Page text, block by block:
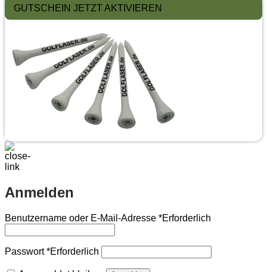
GUTSCHEIN JETZT AKTIVIEREN
Anmelden
Benutzername oder E-Mail-Adresse *Erforderlich
Passwort*Erforderlich